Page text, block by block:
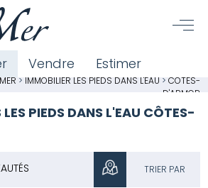
Vendre Estimer
> IMMOBILIER LES PIEDS DANS L'EAU > CÔTES-
D'ARMOR
PIEDS DANS L'EAU CÔTES-
TRIER PAR